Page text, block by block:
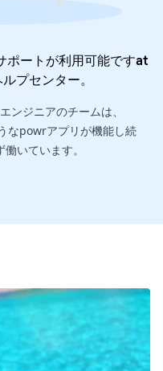
ートが利用可能ですat
プセンター。
ンジニアのチームは、
powrアプリが機能し続
いています。